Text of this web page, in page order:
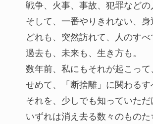
戦争、火事、事故、犯罪などの
そして、一番やりきれない、身
どれも、突然訪れて、人のすべ
過去も、未来も、生き方も。
数年前、私にもそれが起こって
せめて、「断捨離」に関わるす
それを、少しでも知っていただ
いずれは消え去る数々のものた